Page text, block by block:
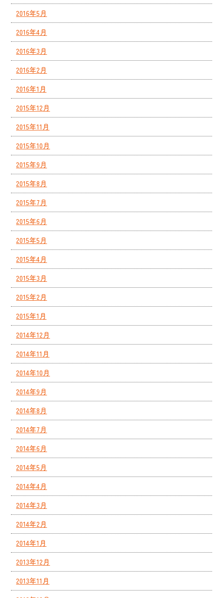
2016年5月
2016年4月
2016年3月
2016年2月
2016年1月
2015年12月
2015年11月
2015年10月
2015年9月
2015年8月
2015年7月
2015年6月
2015年5月
2015年4月
2015年3月
2015年2月
2015年1月
2014年12月
2014年11月
2014年10月
2014年9月
2014年8月
2014年7月
2014年6月
2014年5月
2014年4月
2014年3月
2014年2月
2014年1月
2013年12月
2013年11月